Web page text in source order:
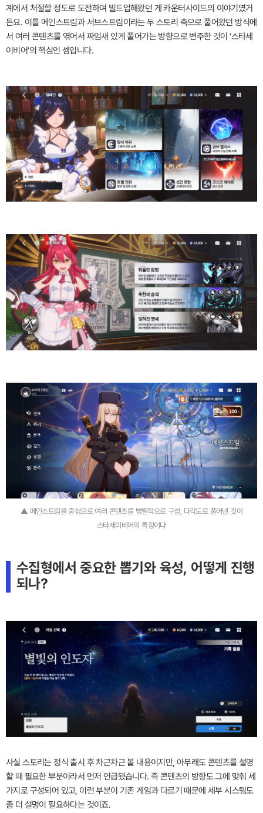
계에서 처절할 정도로 도전하며 빌드업해왔던 게 카운터사이드의 이야기였거
든요. 이를 메인스트림과 서브스트림이라는 두 스토리 축으로 풀어왔던 방식에
서 여러 콘텐츠를 엮어서 짜임새 있게 풀어가는 방향으로 변주한 것이 '스타세
이비어'의 핵심인 셈입니다.
▲ 메인스트림을 중심으로 여러 콘텐츠를 병렬적으로 구성, 다각도로 풀어낸 것이
스타세이비어의 특징이다
수집형에서 중요한 뽑기와 육성, 어떻게 진행
되나?
사실 스토리는 정식 출시 후 차근차근 볼 내용이지만, 아무래도 콘텐츠를 설명
할 때 필요한 부분이라서 먼저 언급됐습니다. 즉 콘텐츠의 방향도 그에 맞춰 세
가지로 구성되어 있고, 이런 부분이 기존 게임과 다르기 때문에 세부 시스템도
좀 더 설명이 필요하다는 것이죠.